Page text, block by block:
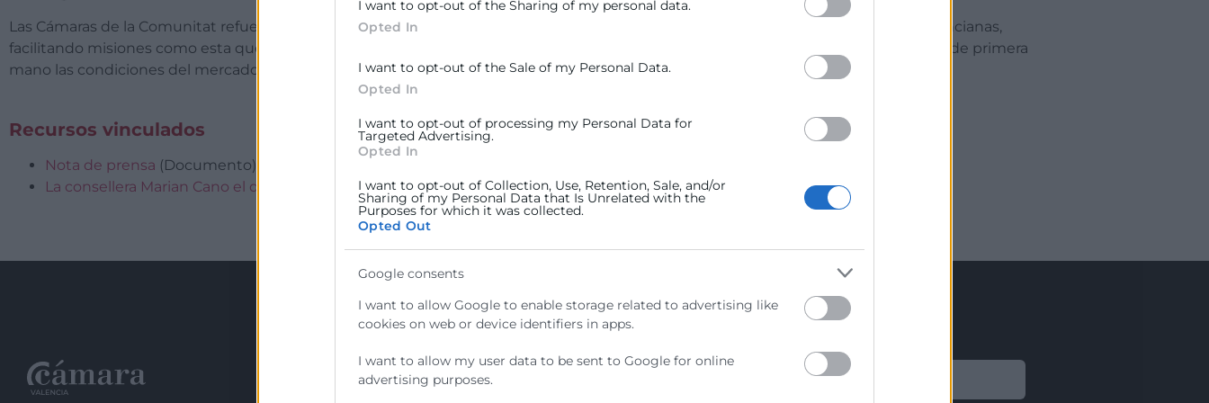
I want to opt-out of the Sharing of my personal data.
Opted In
I want to opt-out of the Sale of my Personal Data.
Opted In
I want to opt-out of processing my Personal Data for
Targeted Advertising.
Opted In
I want to opt-out of Collection, Use, Retention, Sale, and/or
Sharing of my Personal Data that Is Unrelated with the
Purposes for which it was collected.
Opted Out
Google consents
I want to allow Google to enable storage related to advertising like
cookies on web or device identifiers in apps.
I want to allow my user data to be sent to Google for online
advertising purposes.
Las Cámaras de la Comunitat refuerzan así su compromiso con la internacionalización como vía de crecimiento para las pymes valencianas,
facilitando misiones como esta que permiten establecer contactos directos, identificar oportunidades reales de negocio y conocer de primera
mano las condiciones del mercado objetivo.
Recursos vinculados
Nota de prensa (Documento)
La consellera Marian Cano el director de Tánger Med y el presidente de las Cámaras de la Comunitat
(Imagen)
Recursos